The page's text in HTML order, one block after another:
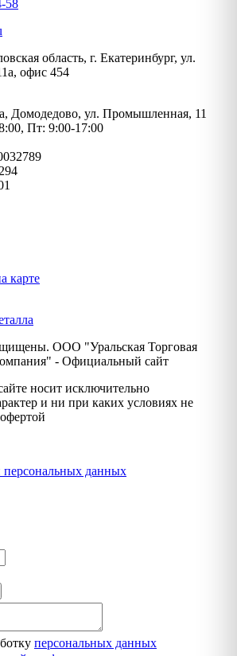
58
область, г. Екатеринбург, ул.
офис 454
Домодедово, ул. Промышленная, 11
Пт: 9:00-17:00
карте
ООО "Уральская Торговая
- Официальный сайт
носит исключительно
и ни при каких условиях не
персональных данных
персональных данных